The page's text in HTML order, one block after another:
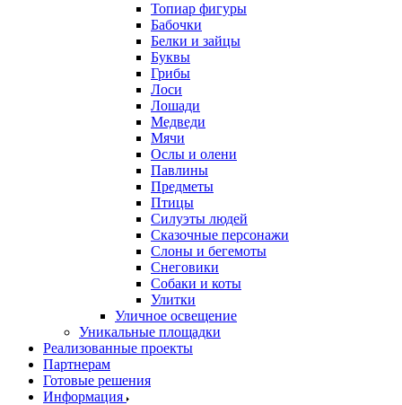
Топиар фигуры
Бабочки
Белки и зайцы
Буквы
Грибы
Лоси
Лошади
Медведи
Мячи
Ослы и олени
Павлины
Предметы
Птицы
Силуэты людей
Сказочные персонажи
Слоны и бегемоты
Снеговики
Собаки и коты
Улитки
Уличное освещение
Уникальные площадки
Реализованные проекты
Партнерам
Готовые решения
Информация